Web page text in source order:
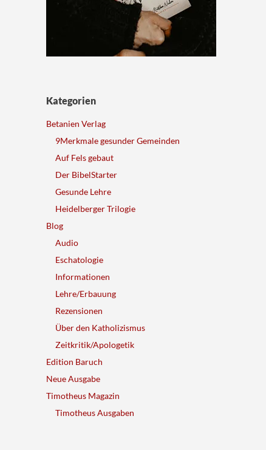
Kategorien
Betanien Verlag
9Merkmale gesunder Gemeinden
Auf Fels gebaut
Der BibelStarter
Gesunde Lehre
Heidelberger Trilogie
Blog
Audio
Eschatologie
Informationen
Lehre/Erbauung
Rezensionen
Über den Katholizismus
Zeitkritik/Apologetik
Edition Baruch
Neue Ausgabe
Timotheus Magazin
Timotheus Ausgaben